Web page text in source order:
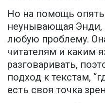
Но на помощь
неунывающая Энди,
любую проблему.
читателям и каким
разговаривать,
подход к текстам,
есть своя точка